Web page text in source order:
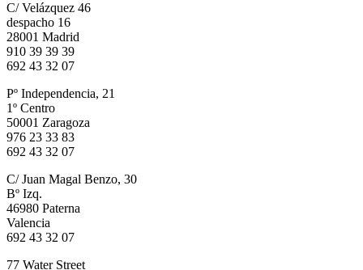
C/ Velázquez 46
despacho 16
28001 Madrid
910 39 39 39
692 43 32 07
Pº Independencia, 21
1º Centro
50001 Zaragoza
976 23 33 83
692 43 32 07
C/ Juan Magal Benzo, 30
Bº Izq.
46980 Paterna
Valencia
692 43 32 07
77 Water Street